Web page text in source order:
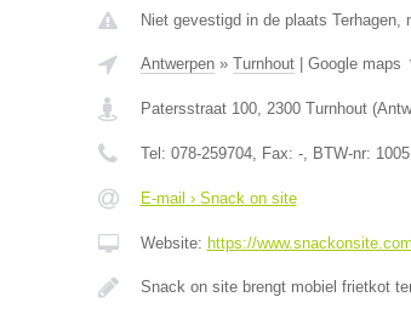
Niet gevestigd in de plaats Terhagen,
Antwerpen» Turnhout| Google maps
Patersstraat 100, 2300 Turnhout(
Tel: 078-259704, Fax: -, BTW-nr:
E-mail › Snack on site
Website: https://
Snack on site brengt mobiel frietkot